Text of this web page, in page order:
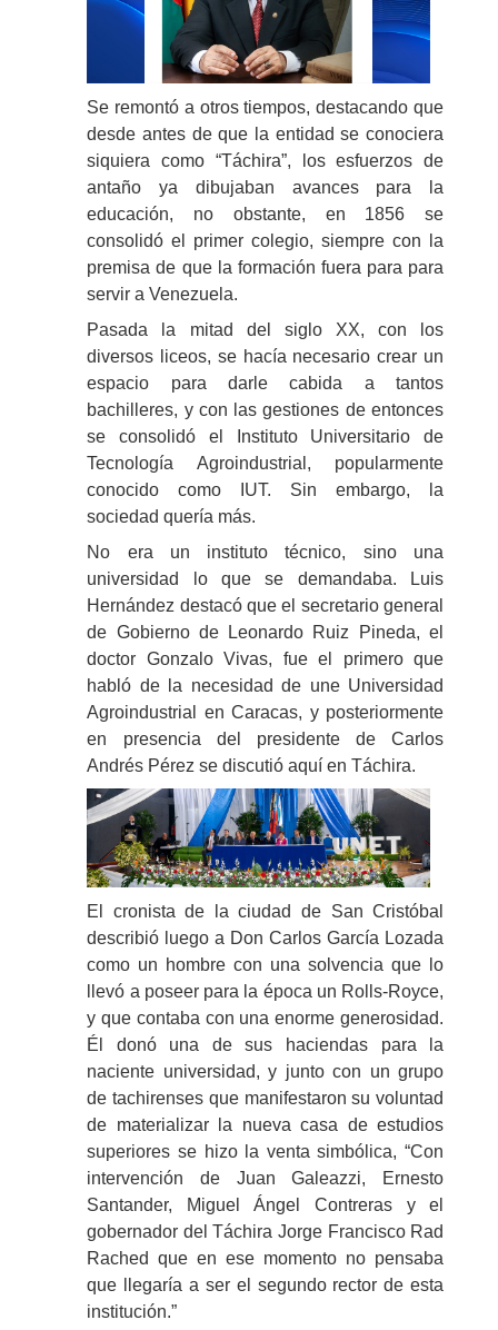
Se remontó a otros tiempos, destacando que
desde antes de que la entidad se conociera
siquiera como “Táchira”, los esfuerzos de
antaño ya dibujaban avances para la
educación, no obstante, en 1856 se
consolidó el primer colegio, siempre con la
premisa de que la formación fuera para para
servir a Venezuela.
Pasada la mitad del siglo XX, con los
diversos liceos, se hacía necesario crear un
espacio para darle cabida a tantos
bachilleres, y con las gestiones de entonces
se consolidó el Instituto Universitario de
Tecnología Agroindustrial, popularmente
conocido como IUT. Sin embargo, la
sociedad quería más.
No era un instituto técnico, sino una
universidad lo que se demandaba. Luis
Hernández destacó que el secretario general
de Gobierno de Leonardo Ruiz Pineda, el
doctor Gonzalo Vivas, fue el primero que
habló de la necesidad de une Universidad
Agroindustrial en Caracas, y posteriormente
en presencia del presidente de Carlos
Andrés Pérez se discutió aquí en Táchira.
El cronista de la ciudad de San Cristóbal
describió luego a Don Carlos García Lozada
como un hombre con una solvencia que lo
llevó a poseer para la época un Rolls-Royce,
y que contaba con una enorme generosidad.
Él donó una de sus haciendas para la
naciente universidad, y junto con un grupo
de tachirenses que manifestaron su voluntad
de materializar la nueva casa de estudios
superiores se hizo la venta simbólica, “Con
intervención de Juan Galeazzi, Ernesto
Santander, Miguel Ángel Contreras y el
gobernador del Táchira Jorge Francisco Rad
Rached que en ese momento no pensaba
que llegaría a ser el segundo rector de esta
institución.”